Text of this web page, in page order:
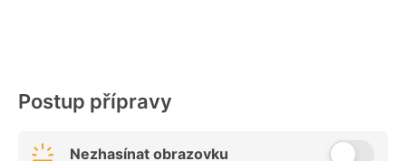
Postup přípravy
Nezhasínat obrazovku